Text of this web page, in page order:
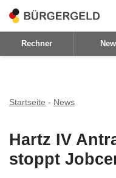
Zum
Inhalt
Rechner
Startseite - News
Hartz IV
stoppt